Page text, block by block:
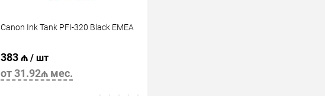
Canon Ink Tank PFI-320 Black EMEA
383 ₼ / шт
от 31.92₼ мес.